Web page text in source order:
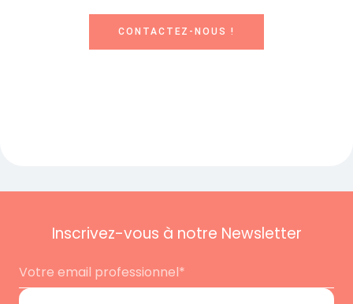
CONTACTEZ-NOUS !
Inscrivez-vous à notre Newsletter